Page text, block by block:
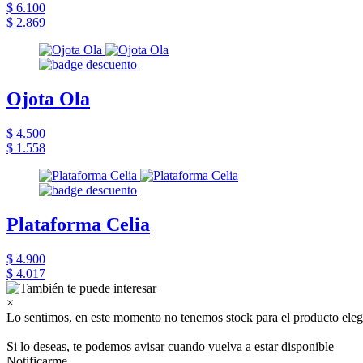
$ 6.100
$ 2.869
Ojota Ola
$ 4.500
$ 1.558
Plataforma Celia
$ 4.900
$ 4.017
×
Lo sentimos, en este momento no tenemos stock para el producto
Si lo deseas, te podemos avisar cuando vuelva a estar disponible